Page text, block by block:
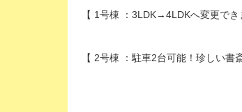
【 1号棟 ：3LDK→4LDKへ変更で
【 2号棟 ：駐車2台可能！珍しい